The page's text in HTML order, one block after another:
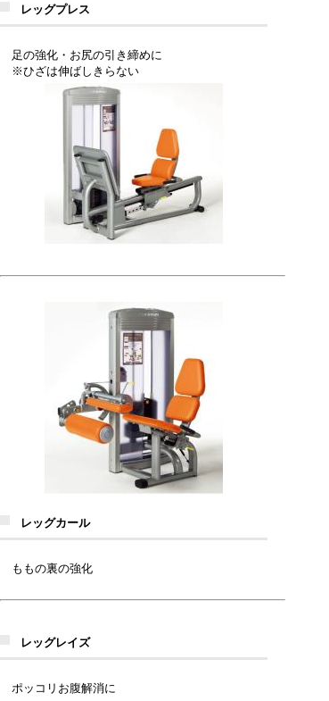
レッグプレス
足の強化・お尻の引き締めに
※ひざは伸ばしきらない
レッグカール
ももの裏の強化
レッグレイズ
ポッコリお腹解消に